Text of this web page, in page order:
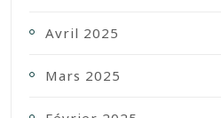
Avril 2025
Mars 2025